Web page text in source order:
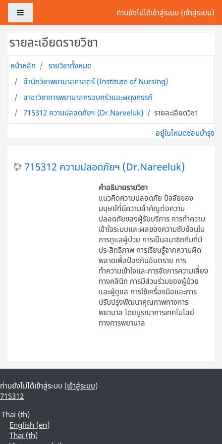
ข้ามไปที่เนื้อหาหลัก
ท่านยังไม่ได้เข้าสู่ระบบ (เข้าสู่ระบบ)
รายละเอียดรายวิชา
หน้าหลัก
รายวิชาทั้งหมด
สำนักวิชาพยาบาลศาสตร์ (Institute of Nursing)
สาขาวิชาการพยาบาลครอบครัวและผดุงครรภ์
715312 ความปลอดภัยฯ (Dr.Nareeluk)
รายละเอียดวิชา
อยู่ในโหมดซ่อมบำรุง
715312 ความปลอดภัยฯ (Dr.Nareeluk)
คำอธิบายรายวิชา
แนวคิดความปลอดภัย ปัจจัยของ
มนุษย์ที่มีความสำคัญต่อความ
ปลอดภัยของผู้รับบริการ การทำความ
เข้าใจระบบและผลของความซับซ้อนใน
การดูแลผู้ป่วย การเป็นสมาชิกทีมที่มี
ประสิทธิภาพ การเรียนรู้จากความผิด
พลาดเพื่อป้องกันอันตราย การ
ทำความเข้าใจและการจัดการความเสี่ยง
ทางคลินิก การมีส่วนร่วมของผู้ป่วย
และผู้ดูแล การใช้เครื่องมือและการ
ปรับปรุงพัฒนาคุณภาพทางการ
พยาบาล โดยบูรณาการเทคโนโลยี
ทางการพยาบาล
ท่านยังไม่ได้เข้าสู่ระบบ (เข้าสู่ระบบ)
715312
Thai ‎(th)‎
English ‎(en)‎
Thai ‎(th)‎